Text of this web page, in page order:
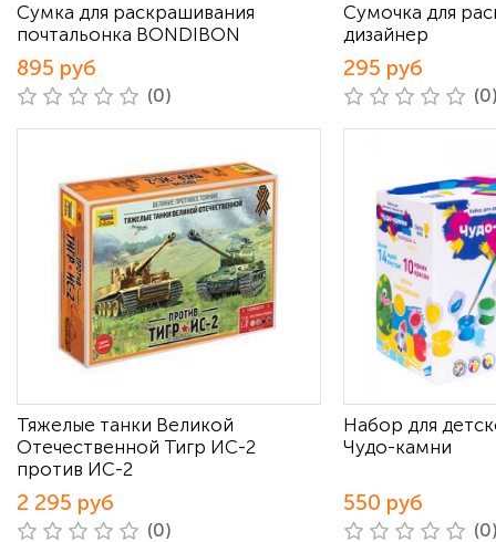
Сумка для раскрашивания
почтальонка BONDIBON
895 руб
(0)
Сумочка для
дизайнер
295 руб
Тяжелые танки Великой
Отечественной Тигр ИС-2
против ИС-2
2 295 руб
(0)
Набор для
Чудо-камни
550 руб